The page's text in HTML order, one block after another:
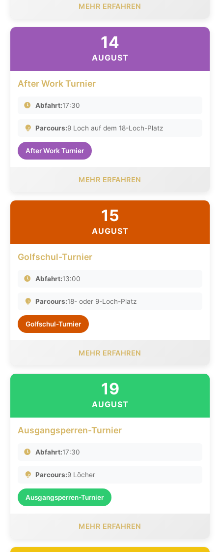
MEHR ERFAHREN
14
AUGUST
After Work Turnier
Abfahrt:17:30
Parcours:9 Loch auf dem 18-Loch-Platz
After Work Turnier
MEHR ERFAHREN
15
AUGUST
Golfschul-Turnier
Abfahrt:13:00
Parcours:18- oder 9-Loch-Platz
Golfschul-Turnier
MEHR ERFAHREN
19
AUGUST
Ausgangsperren-Turnier
Abfahrt:17:30
Parcours:9 Löcher
Ausgangsperren-Turnier
MEHR ERFAHREN